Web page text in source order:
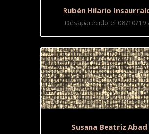
Rubén Hilario
Desaparecido el 08/10/
Susana Beatriz Abad